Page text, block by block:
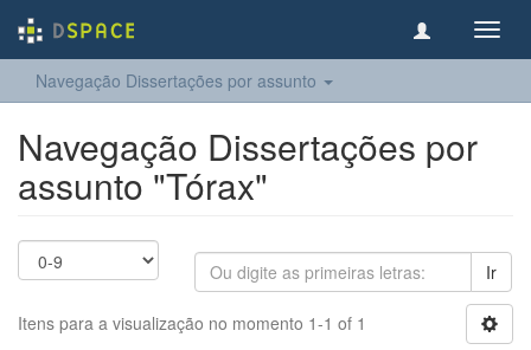
Navegação Dissertações por assunto
Navegação Dissertações por
assunto "Tórax"
Ir
Itens para a visualização no momento 1-1 of 1